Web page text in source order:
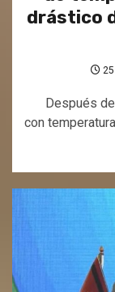
drástico
Después
con